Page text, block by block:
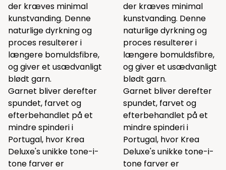
der kræves minimal
kunstvanding. Denne
naturlige dyrkning og
proces resulterer i
længere bomuldsfibre,
og giver et usædvanligt
blødt garn.
Garnet bliver derefter
spundet, farvet og
efterbehandlet på et
mindre spinderi i
Portugal, hvor Krea
Deluxe's unikke tone-i-
tone farver er
der kræves minimal
kunstvanding. Denne
naturlige dyrkning og
proces resulterer i
længere bomuldsfibre,
og giver et usædvanligt
blødt garn.
Garnet bliver derefter
spundet, farvet og
efterbehandlet på et
mindre spinderi i
Portugal, hvor Krea
Deluxe's unikke tone-i-
tone farver er